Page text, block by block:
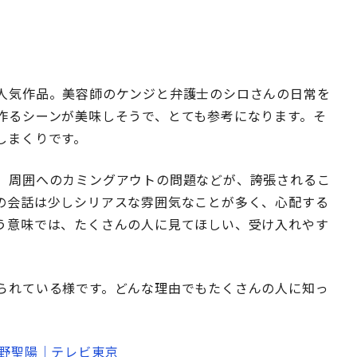
作品。美容師のケンジと弁護士のシロさんの日常を
シーンが美味しそうで、とても参考になります。そ
くりです。
囲へのカミングアウトの問題などが、誇張されるこ
話は少しシリアスな雰囲気なことが多く、心配する
味では、たくさんの人に見てほしい、受け入れやす
ている様です。どんな理由でもたくさんの人に知っ
聖陽｜テレビ東京